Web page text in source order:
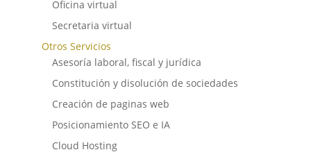
Oficina virtual
Secretaria virtual
Otros Servicios
Asesoría laboral, fiscal y jurídica
Constitución y disolución de sociedades
Creación de paginas web
Posicionamiento SEO e IA
Cloud Hosting